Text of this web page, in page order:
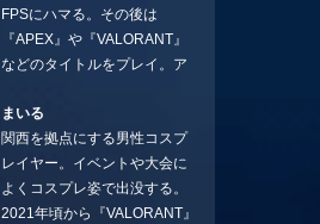
ことを言っていきます。X：
https://x.com/stormKUBO
YouTube：
rmKUBO
FPSにハマる。その後は
『APEX』や『VALORANT』
などのタイトルをプレイ。ア
BGMなどを手掛ける作曲家と
フリーランスのライターの二
足の草鞋を履いて幅広く活動
中。無類のラーメン好き！
Twitter:@ongakucas
まいる
関西を拠点にする男性コスプ
レイヤー。イベントや大会に
よくコスプレ姿で出没する。
2021年頃から『VALORANT』